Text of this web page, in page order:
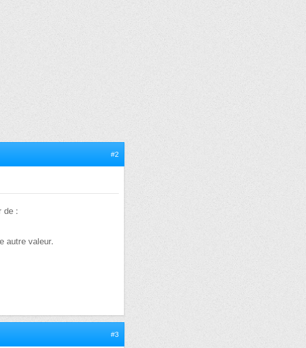
#2
de :
autre valeur.
#3